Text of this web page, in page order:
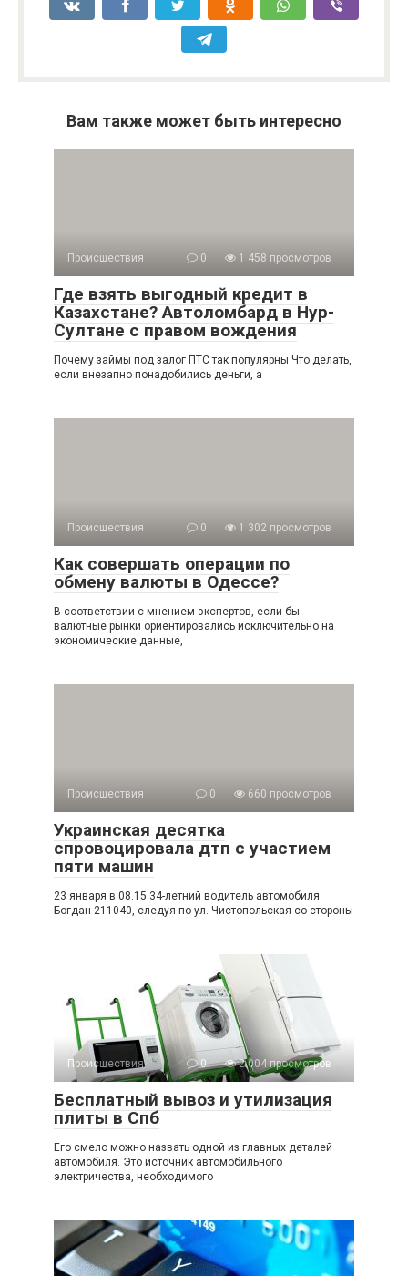
Вам также может быть интересно
Происшествия 0 1 458 просмотров
Где взять выгодный кредит в
Казахстане? Автоломбард в Нур-
Султане с правом вождения
Почему займы под залог ПТС так популярны Что делать,
если внезапно понадобились деньги, а
Происшествия 0 1 302 просмотров
Как совершать операции по
обмену валюты в Одессе?
В соответствии с мнением экспертов, если бы
валютные рынки ориентировались исключительно на
экономические данные,
Происшествия 0 660 просмотров
Украинская десятка
спровоцировала дтп с участием
пяти машин
23 января в 08.15 34-летний водитель автомобиля
Богдан-211040, следуя по ул. Чистопольская со стороны
Происшествия 0 2 004 просмотров
Бесплатный вывоз и утилизация
плиты в Спб
Его смело можно назвать одной из главных деталей
автомобиля. Это источник автомобильного
электричества, необходимого